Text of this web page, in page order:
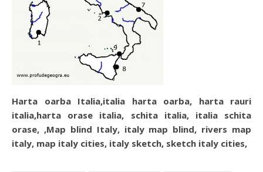
Harta oarba Italia,italia harta oarba, harta rauri
italia,harta orase italia, schita italia, italia schita
orase, ,Map blind Italy, italy map blind, rivers map
italy, map italy cities, italy sketch, sketch italy cities,